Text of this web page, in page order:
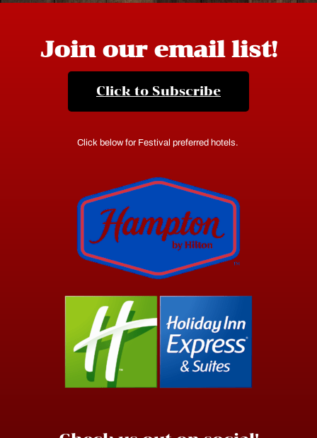
Join our email list!
Click to Subscribe
Click below for Festival preferred hotels.